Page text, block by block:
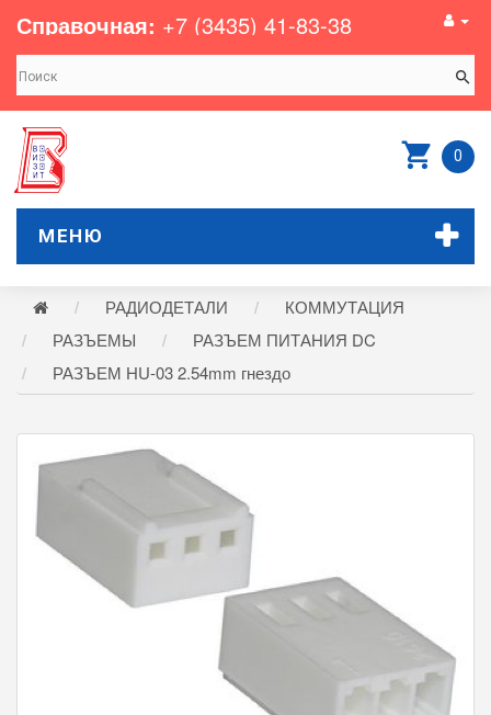
Справочная: +7 (3435) 41-83-38
0
МЕНЮ
РАДИОДЕТАЛИ
КОММУТАЦИЯ
РАЗЪЕМЫ
РАЗЪЕМ ПИТАНИЯ DC
РАЗЪЕМ HU-03 2.54mm гнездо